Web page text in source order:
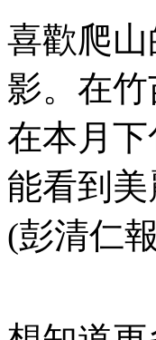
喜歡爬
影。在
在本月
能看到
(彭清仁